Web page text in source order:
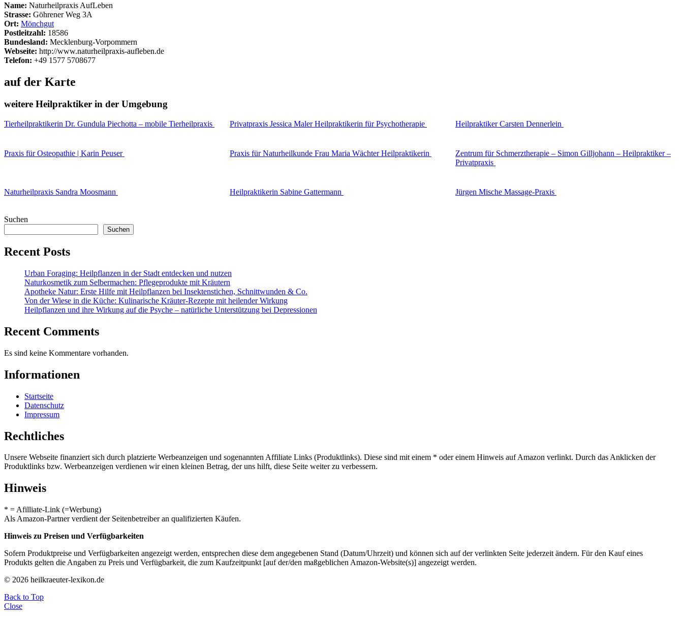
Name: Naturheilpraxis AufLeben
Strasse: Göhrener Weg 3A
Ort: Mönchgut
Postleitzahl: 18586
Bundesland: Mecklenburg-Vorpommern
Webseite: http://www.naturheilpraxis-aufleben.de
Telefon: +49 1577 5708677
auf der Karte
weitere Heilpraktiker in der Umgebung
Tierheilpraktikerin Dr. Gundula Piechotta – mobile Tierheilpraxis Privatpraxis Jessica Maler Heilpraktikerin für Psychotherapie Heilpraktiker Carsten Dennerlein
Praxis für Osteopathie | Karin Peuser Praxis für Naturheilkunde Frau Maria Wächter Heilpraktikerin
Zentrum für Schmerztherapie – Simon Gilljohann – Heilpraktiker –
Privatpraxis
Naturheilpraxis Sandra Moosmann Heilpraktikerin Sabine Gattermann Jürgen Mische Massage-Praxis
Suchen
Suchen
Recent Posts
Urban Foraging: Heilpflanzen in der Stadt entdecken und nutzen
Naturkosmetik zum Selbermachen: Pflegeprodukte mit Kräutern
Apotheke Natur: Erste Hilfe mit Heilpflanzen bei Insektenstichen, Schnittwunden & Co.
Von der Wiese in die Küche: Kulinarische Kräuter-Rezepte mit heilender Wirkung
Heilpflanzen und ihre Wirkung auf die Psyche – natürliche Unterstützung bei Depressionen
Recent Comments
Es sind keine Kommentare vorhanden.
Informationen
Startseite
Datenschutz
Impressum
Rechtliches
Unsere Webseite finanziert sich durch platzierte Werbeanzeigen und sogenannten Affiliate Links (Produktlinks). Diese sind mit einem * oder einem Hinweis auf Amazon verlinkt. Durch das Anklicken der
Produktlinks bzw. Werbeanzeigen verdienen wir einen kleinen Betrag, der uns hilft, diese Seite weiter zu verbessern.
Hinweis
* = Afilliate-Link (=Werbung)
Als Amazon-Partner verdient der Seitenbetreiber an qualifizierten Käufen.
Hinweis zu Preisen und Verfügbarkeiten
Sofern Produktpreise und Verfügbarkeiten angezeigt werden, entsprechen diese dem angegebenen Stand (Datum/Uhrzeit) und können sich auf der verlinkten Seite jederzeit ändern. Für den Kauf eines
Produkts gelten die Angaben zu Preis und Verfügbarkeit, die zum Kaufzeitpunkt [auf der/den maßgeblichen Amazon-Website(s)] angezeigt werden.
© 2026 heilkraeuter-lexikon.de
Back to Top
Close